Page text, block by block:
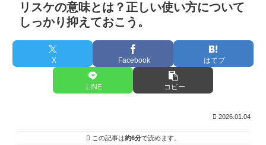
リスケの意味とは？正しい使い方について
しっかり抑えておこう。
X Facebook はてブ
LINE コピー
2026.01.04
この記事は約6分で読めます。